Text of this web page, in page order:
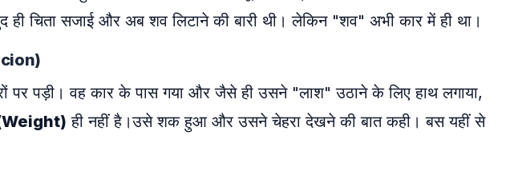
ही चिता सजाई और अब शव लिटाने की बारी थी। लेकिन "शव" अभी कार में ही था।
पर पड़ी। वह कार के पास गया और जैसे ही उसने "लाश" उठाने के लिए हाथ लगाया,
ही नहीं है।उसे शक हुआ और उसने चेहरा देखने की बात कही। बस यहीं से